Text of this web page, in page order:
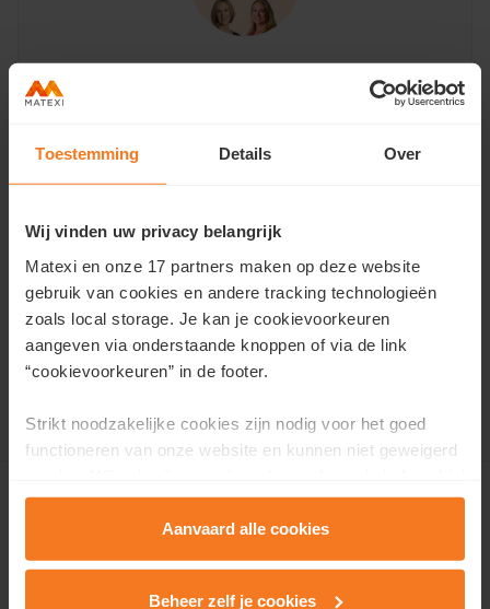
Toestemming Details Over
Wij vinden uw privacy belangrijk
Matexi en onze 17 partners maken op deze website
gebruik van cookies en andere tracking technologieën
zoals local storage. Je kan je cookievoorkeuren
aangeven via onderstaande knoppen of via de link
“cookievoorkeuren” in de footer.
Strikt noodzakelijke cookies zijn nodig voor het goed
functioneren van onze website en kunnen niet geweigerd
om onze website en dienstverlening te verbeteren.
Functionele cookies zorgen ervoor dat je de embedded
video’s van Vimeo kan afspelen en locaties via Google
Aanvaard alle cookies
Beheer zelf je cookies
Do you have questions?
Contact us
Discover the neighbourhood
Projects
Future neighbourhoods